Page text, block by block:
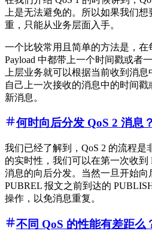
上是无法避免的。所以如果我们
重，只能从业务层面入手。
一个比较常用且简单的方法是，在
Payload 中都带上一个时间戳或者
上层业务就可以根据当前收到消
自己上一次接收的消息中的时间
新消息。
何时向后分发 QoS 2 消息？
我们已经了解到，QoS 2 的流程是
的实时性，我们可以在第一次收
消息的向后分发。当然一旦开始向
PUBREL 报文之前到达的
操作，以免消息重复。
不同 QoS 的性能有差距么